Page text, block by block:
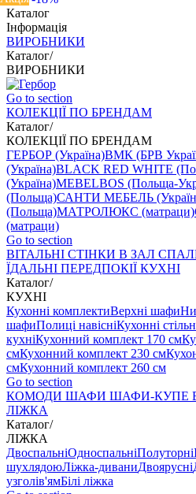
Каталог
Інформація
ВИРОБНИКИ
Каталог/
ВИРОБНИКИ
Go to section
КОЛЕКЦІЇ ПО БРЕНДАМ
Каталог/
КОЛЕКЦІЇ ПО БРЕНДАМ
ГЕРБОР (Україна)ВМК (БРВ
(Україна)BLACK RED WHITE
(Україна)MEBELBOS (Польща-
(Польща)САНТИ МЕБЕЛЬ
(Польща)МАТРОЛЮКС (матраци)
(матраци)
Go to section
ВIТАЛЬНI СТІНКИ В ЗАЛ
ЇДАЛЬНI ПЕРЕДПОКІЇ КУХНІ
Каталог/
КУХНІ
Кухонні комплектиВерхні шафи
шафиПолиці навісніКухонні
кухніКухонний комплект 170 см
смКухонний комплект 230 см
смКухонний комплект 260 см
Go to section
КОМОДИ ШАФИ ШАФИ-КУПЕ
ЛІЖКА
Каталог/
ЛІЖКА
ДвоспальніОдноспальніПолуторні
шухлядоюЛіжка-диваниДвоярусні
узголів'ямБілі ліжка